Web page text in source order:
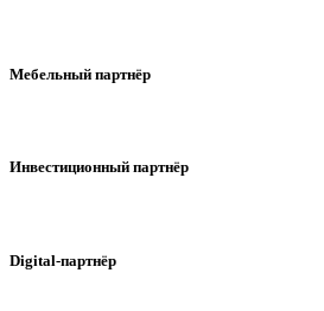
Мебельный партнёр
Инвестиционный партнёр
Digital-партнёр